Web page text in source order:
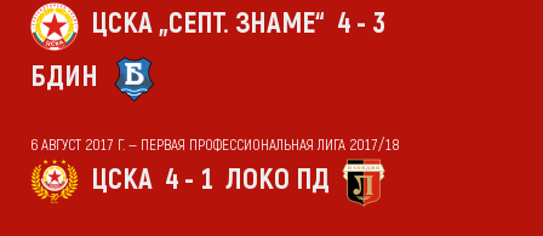
ЦСКА „СЕПТ. ЗНАМЕ“ 4 - 3
БДИН
6 АВГУСТ 2017 Г. — ПЕРВАЯ ПРОФЕССИОНАЛЬНАЯ ЛИГА 2017/18
ЦСКА 4 - 1 ЛОКО ПД